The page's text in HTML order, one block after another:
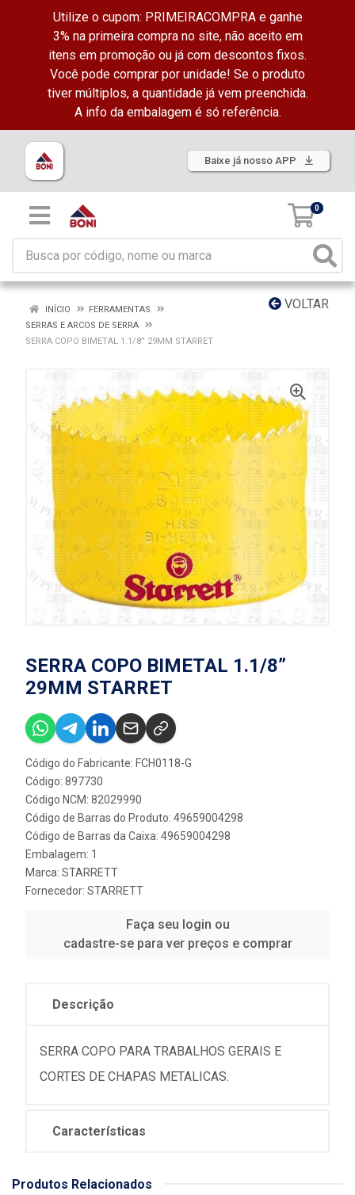
Utilize o cupom: PRIMEIRACOMPRA e ganhe
3% na primeira compra no site, não aceito em
itens em promoção ou já com descontos fixos.
Você pode comprar por unidade! Se o produto
tiver múltiplos, a quantidade já vem preenchida.
A info da embalagem é só referência.
Baixe já nosso APP
0
VOLTAR
INÍCIO
FERRAMENTAS
SERRAS E ARCOS DE SERRA
SERRA COPO BIMETAL 1.1/8” 29MM STARRET
SERRA COPO BIMETAL 1.1/8”
29MM STARRET
Código do Fabricante: FCH0118-G
Código: 897730
Código NCM: 82029990
Código de Barras do Produto: 49659004298
Código de Barras da Caixa: 49659004298
Embalagem: 1
Marca: STARRETT
Fornecedor: STARRETT
Faça seu login ou
cadastre-se para ver preços e comprar
Descrição
SERRA COPO PARA TRABALHOS GERAIS E
CORTES DE CHAPAS METALICAS.
Características
Produtos Relacionados